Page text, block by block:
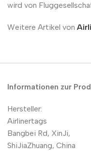
wird von
Weitere Artikel von
Informationen zur
Hersteller:
Airlinertags
Bangbei Rd, XinJi,
ShiJiaZhuang, China